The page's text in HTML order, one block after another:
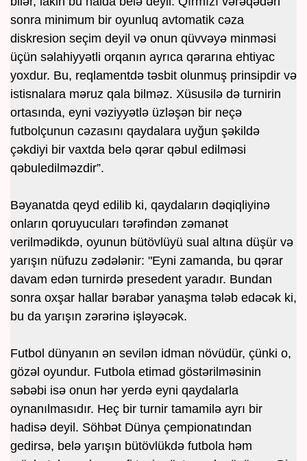
sonra minimum bir oyunluq avtomatik cəza
diskresion seçim deyil və onun qüvvəyə minməsi
üçün səlahiyyətli orqanın ayrıca qərarına ehtiyac
yoxdur. Bu, reqlamentdə təsbit olunmuş prinsipdir və
istisnalara məruz qala bilməz. Xüsusilə də turnirin
ortasında, eyni vəziyyətlə üzləşən bir neçə
futbolçunun cəzasını qaydalara uyğun şəkildə
çəkdiyi bir vaxtda belə qərar qəbul edilməsi
qəbuledilməzdir”.
Bəyanatda qeyd edilib ki, qaydaların dəqiqliyinə
onların qoruyucuları tərəfindən zəmanət
verilmədikdə, oyunun bütövlüyü sual altına düşür və
yarışın nüfuzu zədələnir: "Eyni zamanda, bu qərar
davam edən turnirdə presedent yaradır. Bundan
sonra oxşar hallar bərabər yanaşma tələb edəcək ki,
bu da yarışın zərərinə işləyəcək.
Futbol dünyanın ən sevilən idman növüdür, çünki o,
gözəl oyundur. Futbola etimad göstərilməsinin
səbəbi isə onun hər yerdə eyni qaydalarla
oynanılmasıdır. Heç bir turnir tamamilə ayrı bir
hadisə deyil. Söhbət Dünya çempionatından
gedirsə, belə yarışın bütövlükdə futbola həm